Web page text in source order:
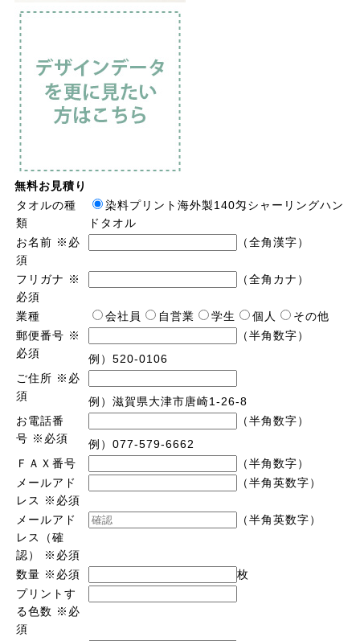
無料お見積り
タオルの種
類
染料プリント海外製140匁シャーリングハン
ドタオル
お名前 ※必
須
（全角漢字）
フリガナ ※
必須
（全角カナ）
業種 会社員 自営業 学生 個人
その他
郵便番号 ※
必須
（半角数字）
例）520-0106
ご住所 ※必
須
例）滋賀県大津市唐崎1-26-8
お電話番
号 ※必須
（半角数字）
例）077-579-6662
ＦＡＸ番号
（半角数字）
メールアド
レス
※必須
（半角英数字）
メールアド
レス（確
認）
※必須
（半角英数字）
数量 ※必須
枚
プリントす
る色数 ※必
須